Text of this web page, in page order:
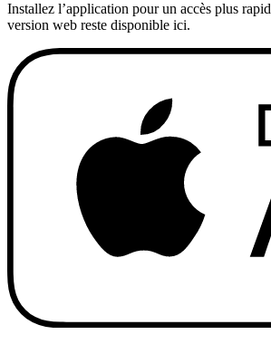
Installez l’application pour un accès plus
version web reste disponible ici.